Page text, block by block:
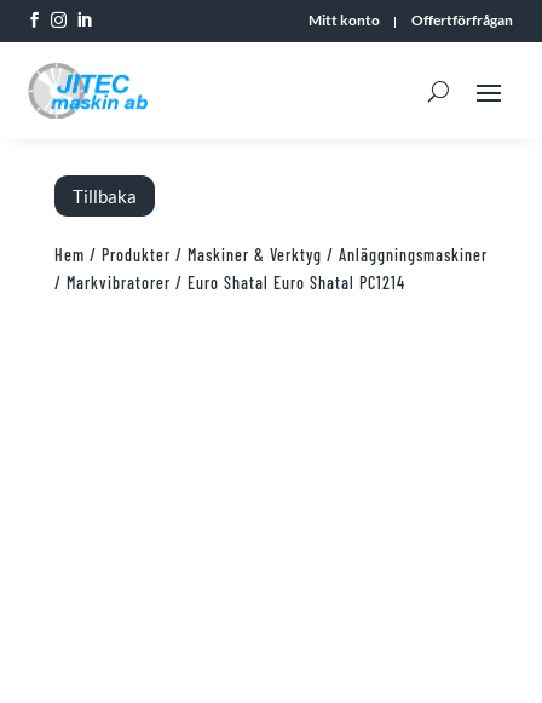
   Mitt konto Offertförfrågan
Tillbaka
Hem / Produkter / Maskiner & Verktyg / Anläggningsmaskiner
/ Markvibratorer / Euro Shatal Euro Shatal PC1214